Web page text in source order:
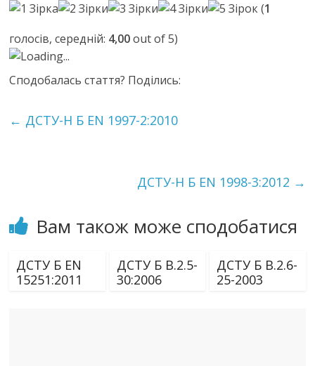
(1
голосів, середній: 4,00out of 5)
Loading...
Сподобалась стаття? Поділись:
← ДСТУ-Н Б EN 1997-2:2010
ДСТУ-Н Б EN 1998-3:2012 →
Вам також може сподобатися
ДСТУ Б EN
15251:2011
ДСТУ Б В.2.5-
30:2006
ДСТУ Б В.2.6-
25-2003